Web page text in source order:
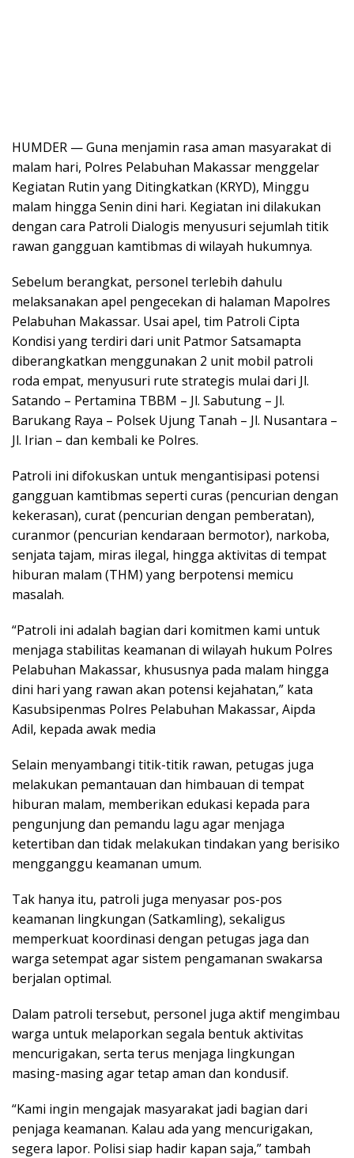
HUMDER — Guna menjamin rasa aman masyarakat di
malam hari, Polres Pelabuhan Makassar menggelar
Kegiatan Rutin yang Ditingkatkan (KRYD), Minggu
malam hingga Senin dini hari. Kegiatan ini dilakukan
dengan cara Patroli Dialogis menyusuri sejumlah titik
rawan gangguan kamtibmas di wilayah hukumnya.
Sebelum berangkat, personel terlebih dahulu
melaksanakan apel pengecekan di halaman Mapolres
Pelabuhan Makassar. Usai apel, tim Patroli Cipta
Kondisi yang terdiri dari unit Patmor Satsamapta
diberangkatkan menggunakan 2 unit mobil patroli
roda empat, menyusuri rute strategis mulai dari Jl.
Satando – Pertamina TBBM – Jl. Sabutung – Jl.
Barukang Raya – Polsek Ujung Tanah – Jl. Nusantara –
Jl. Irian – dan kembali ke Polres.
Patroli ini difokuskan untuk mengantisipasi potensi
gangguan kamtibmas seperti curas (pencurian dengan
kekerasan), curat (pencurian dengan pemberatan),
curanmor (pencurian kendaraan bermotor), narkoba,
senjata tajam, miras ilegal, hingga aktivitas di tempat
hiburan malam (THM) yang berpotensi memicu
masalah.
“Patroli ini adalah bagian dari komitmen kami untuk
menjaga stabilitas keamanan di wilayah hukum Polres
Pelabuhan Makassar, khususnya pada malam hingga
dini hari yang rawan akan potensi kejahatan,” kata
Kasubsipenmas Polres Pelabuhan Makassar, Aipda
Adil, kepada awak media
Selain menyambangi titik-titik rawan, petugas juga
melakukan pemantauan dan himbauan di tempat
hiburan malam, memberikan edukasi kepada para
pengunjung dan pemandu lagu agar menjaga
ketertiban dan tidak melakukan tindakan yang berisiko
mengganggu keamanan umum.
Tak hanya itu, patroli juga menyasar pos-pos
keamanan lingkungan (Satkamling), sekaligus
memperkuat koordinasi dengan petugas jaga dan
warga setempat agar sistem pengamanan swakarsa
berjalan optimal.
Dalam patroli tersebut, personel juga aktif mengimbau
warga untuk melaporkan segala bentuk aktivitas
mencurigakan, serta terus menjaga lingkungan
masing-masing agar tetap aman dan kondusif.
“Kami ingin mengajak masyarakat jadi bagian dari
penjaga keamanan. Kalau ada yang mencurigakan,
segera lapor. Polisi siap hadir kapan saja,” tambah